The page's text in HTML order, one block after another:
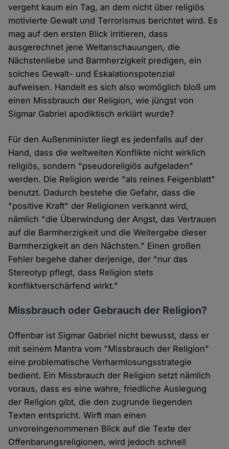
vergeht kaum ein Tag, an dem nicht über religiös
motivierte Gewalt und Terrorismus berichtet wird. Es
mag auf den ersten Blick irritieren, dass
ausgerechnet jene Weltanschauungen, die
Nächstenliebe und Barmherzigkeit predigen, ein
solches Gewalt- und Eskalationspotenzial
aufweisen. Handelt es sich also womöglich bloß um
einen Missbrauch der Religion, wie jüngst von
Sigmar Gabriel apodiktisch erklärt wurde?
Für den Außenminister liegt es jedenfalls auf der
Hand, dass die weltweiten Konflikte nicht wirklich
religiös, sondern "pseudoreligiös aufgeladen"
werden. Die Religion werde "als reines Feigenblatt"
benutzt. Dadurch bestehe die Gefahr, dass die
"positive Kraft" der Religionen verkannt wird,
nämlich "die Überwindung der Angst, das Vertrauen
auf die Barmherzigkeit und die Weitergabe dieser
Barmherzigkeit an den Nächsten." Einen großen
Fehler begehe daher derjenige, der "nur das
Stereotyp pflegt, dass Religion stets
konfliktverschärfend wirkt."
Missbrauch oder Gebrauch der Religion?
Offenbar ist Sigmar Gabriel nicht bewusst, dass er
mit seinem Mantra vom "Missbrauch der Religion"
eine problematische Verharmlosungsstrategie
bedient. Ein Missbrauch der Religion setzt nämlich
voraus, dass es eine wahre, friedliche Auslegung
der Religion gibt, die den zugrunde liegenden
Texten entspricht. Wirft man einen
unvoreingenommenen Blick auf die Texte der
Offenbarungsreligionen, wird jedoch schnell